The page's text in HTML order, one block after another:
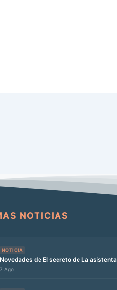
NOTICIAS
NOTICIA
Novedades de El secreto de La asistenta
7 Ago